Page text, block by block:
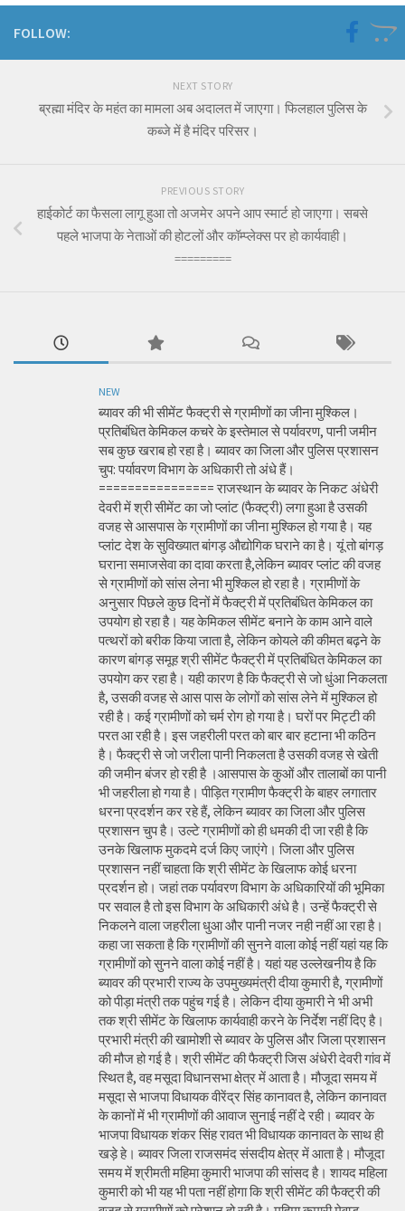
FOLLOW:
NEXT STORY
ब्रह्मा मंदिर के महंत का मामला अब अदालत में जाएगा। फिलहाल पुलिस के
कब्जे में है मंदिर परिसर।
PREVIOUS STORY
हाईकोर्ट का फैसला लागू हुआ तो अजमेर अपने आप स्मार्ट हो जाएगा। सबसे
पहले भाजपा के नेताओं की होटलों और कॉम्प्लेक्स पर हो कार्यवाही।
=========
NEW
ब्यावर की भी सीमेंट फैक्ट्री से ग्रामीणों का जीना मुश्किल।
प्रतिबंधित केमिकल कचरे के इस्तेमाल से पर्यावरण, पानी जमीन
सब कुछ खराब हो रहा है। ब्यावर का जिला और पुलिस प्रशासन
चुप: पर्यावरण विभाग के अधिकारी तो अंधे हैं।
================ राजस्थान के ब्यावर के निकट अंधेरी
देवरी में श्री सीमेंट का जो प्लांट (फैक्ट्री) लगा हुआ है उसकी
वजह से आसपास के ग्रामीणों का जीना मुश्किल हो गया है। यह
प्लांट देश के सुविख्यात बांगड़ औद्योगिक घराने का है। यूं तो बांगड़
घराना समाजसेवा का दावा करता है,लेकिन ब्यावर प्लांट की वजह
से ग्रामीणों को सांस लेना भी मुश्किल हो रहा है। ग्रामीणों के
अनुसार पिछले कुछ दिनों में फैक्ट्री में प्रतिबंधित केमिकल का
उपयोग हो रहा है। यह केमिकल सीमेंट बनाने के काम आने वाले
पत्थरों को बरीक किया जाता है, लेकिन कोयले की कीमत बढ़ने के
कारण बांगड़ समूह श्री सीमेंट फैक्ट्री में प्रतिबंधित केमिकल का
उपयोग कर रहा है। यही कारण है कि फैक्ट्री से जो धुंआ निकलता
है, उसकी वजह से आस पास के लोगों को सांस लेने में मुश्किल हो
रही है। कई ग्रामीणों को चर्म रोग हो गया है। घरों पर मिट्टी की
परत आ रही है। इस जहरीली परत को बार बार हटाना भी कठिन
है। फैक्ट्री से जो जरीला पानी निकलता है उसकी वजह से खेती
की जमीन बंजर हो रही है ।आसपास के कुओं और तालाबों का पानी
भी जहरीला हो गया है। पीड़ित ग्रामीण फैक्ट्री के बाहर लगातार
धरना प्रदर्शन कर रहे हैं, लेकिन ब्यावर का जिला और पुलिस
प्रशासन चुप है। उल्टे ग्रामीणों को ही धमकी दी जा रही है कि
उनके खिलाफ मुकदमे दर्ज किए जाएंगे। जिला और पुलिस
प्रशासन नहीं चाहता कि श्री सीमेंट के खिलाफ कोई धरना
प्रदर्शन हो। जहां तक पर्यावरण विभाग के अधिकारियों की भूमिका
पर सवाल है तो इस विभाग के अधिकारी अंधे है। उन्हें फैक्ट्री से
निकलने वाला जहरीला धुआ और पानी नजर नही नहीं आ रहा है।
कहा जा सकता है कि ग्रामीणों की सुनने वाला कोई नहीं यहां यह कि
ग्रामीणों को सुनने वाला कोई नहीं है। यहां यह उल्लेखनीय है कि
ब्यावर की प्रभारी राज्य के उपमुख्यमंत्री दीया कुमारी है, ग्रामीणों
को पीड़ा मंत्री तक पहुंच गई है। लेकिन दीया कुमारी ने भी अभी
तक श्री सीमेंट के खिलाफ कार्यवाही करने के निर्देश नहीं दिए है।
प्रभारी मंत्री की खामोशी से ब्यावर के पुलिस और जिला प्रशासन
की मौज हो गई है। श्री सीमेंट की फैक्ट्री जिस अंधेरी देवरी गांव में
स्थित है, वह मसूदा विधानसभा क्षेत्र में आता है। मौजूदा समय में
मसूदा से भाजपा विधायक वीरेंद्र सिंह कानावत है, लेकिन कानावत
के कानों में भी ग्रामीणों की आवाज सुनाई नहीं दे रही। ब्यावर के
भाजपा विधायक शंकर सिंह रावत भी विधायक कानावत के साथ ही
खड़े हे। ब्यावर जिला राजसमंद संसदीय क्षेत्र में आता है। मौजूदा
समय में श्रीमती महिमा कुमारी भाजपा की सांसद है। शायद महिला
कुमारी को भी यह भी पता नहीं होगा कि श्री सीमेंट की फैक्ट्री की